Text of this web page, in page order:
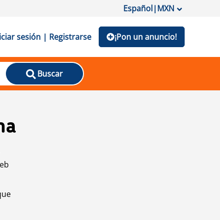
Español|MXN
sesión | Registrarse ¡Pon un anuncio!
Buscar